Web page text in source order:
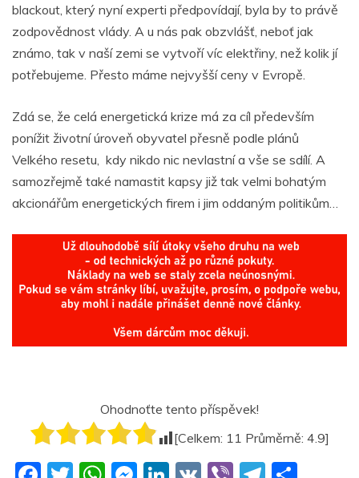
blackout, který nyní experti předpovídají, byla by to právě
zodpovědnost vlády. A u nás pak obzvlášť, neboť jak
známo, tak v naší zemi se vytvoří víc elektřiny, než kolik jí
potřebujeme. Přesto máme nejvyšší ceny v Evropě.
Zdá se, že celá energetická krize má za cíl především
ponížit životní úroveň obyvatel přesně podle plánů
Velkého resetu, kdy nikdo nic nevlastní a vše se sdílí. A
samozřejmě také namastit kapsy již tak velmi bohatým
akcionářům energetických firem i jim oddaným politikům…
Ohodnoťte tento příspěvek!
[Celkem: 11 Průměrně: 4.9]